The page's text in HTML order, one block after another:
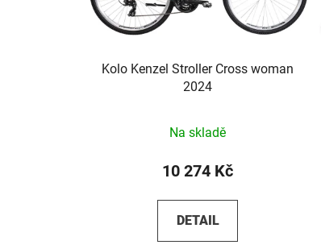
Kolo Kenzel Stroller Cross woman
2024
Na skladě
10 274 Kč
DETAIL